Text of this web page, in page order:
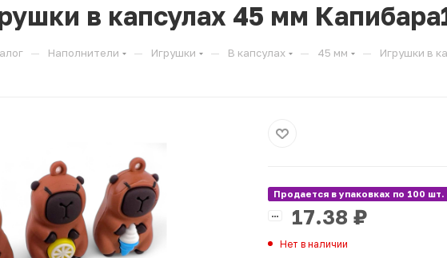
в капсулах 45 мм
— Наполнители — Игрушки — В капсулах — 45 мм — Игрушки в
Продается в упаковках по 100 шт.
17.38 ₽
Нет в наличии